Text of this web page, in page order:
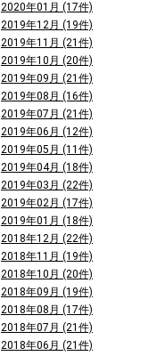
2020年01月 (17件)
2019年12月 (19件)
2019年11月 (21件)
2019年10月 (20件)
2019年09月 (21件)
2019年08月 (16件)
2019年07月 (21件)
2019年06月 (12件)
2019年05月 (11件)
2019年04月 (18件)
2019年03月 (22件)
2019年02月 (17件)
2019年01月 (18件)
2018年12月 (22件)
2018年11月 (19件)
2018年10月 (20件)
2018年09月 (19件)
2018年08月 (17件)
2018年07月 (21件)
2018年06月 (21件)